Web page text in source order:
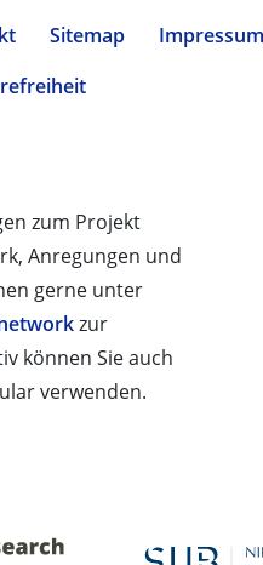
Sitemap Impressum
zum Projekt
Anregungen und
gerne unter
zur
können Sie auch
verwenden.